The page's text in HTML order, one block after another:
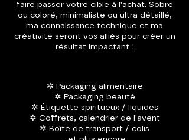
faire passer votre cible à l'achat. Sobre
ou coloré, minimaliste ou ultra détaillé,
ma connaissance technique et ma
créativité seront vos alliés pour créer un
résultat impactant !
✲ Packaging alimentaire
✲ Packaging beauté
✲ Étiquette spiritueux / liquides
✲ Coffrets, calendrier de l'avent
✲ Boîte de transport / colis